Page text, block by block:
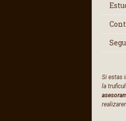
Si estas
la